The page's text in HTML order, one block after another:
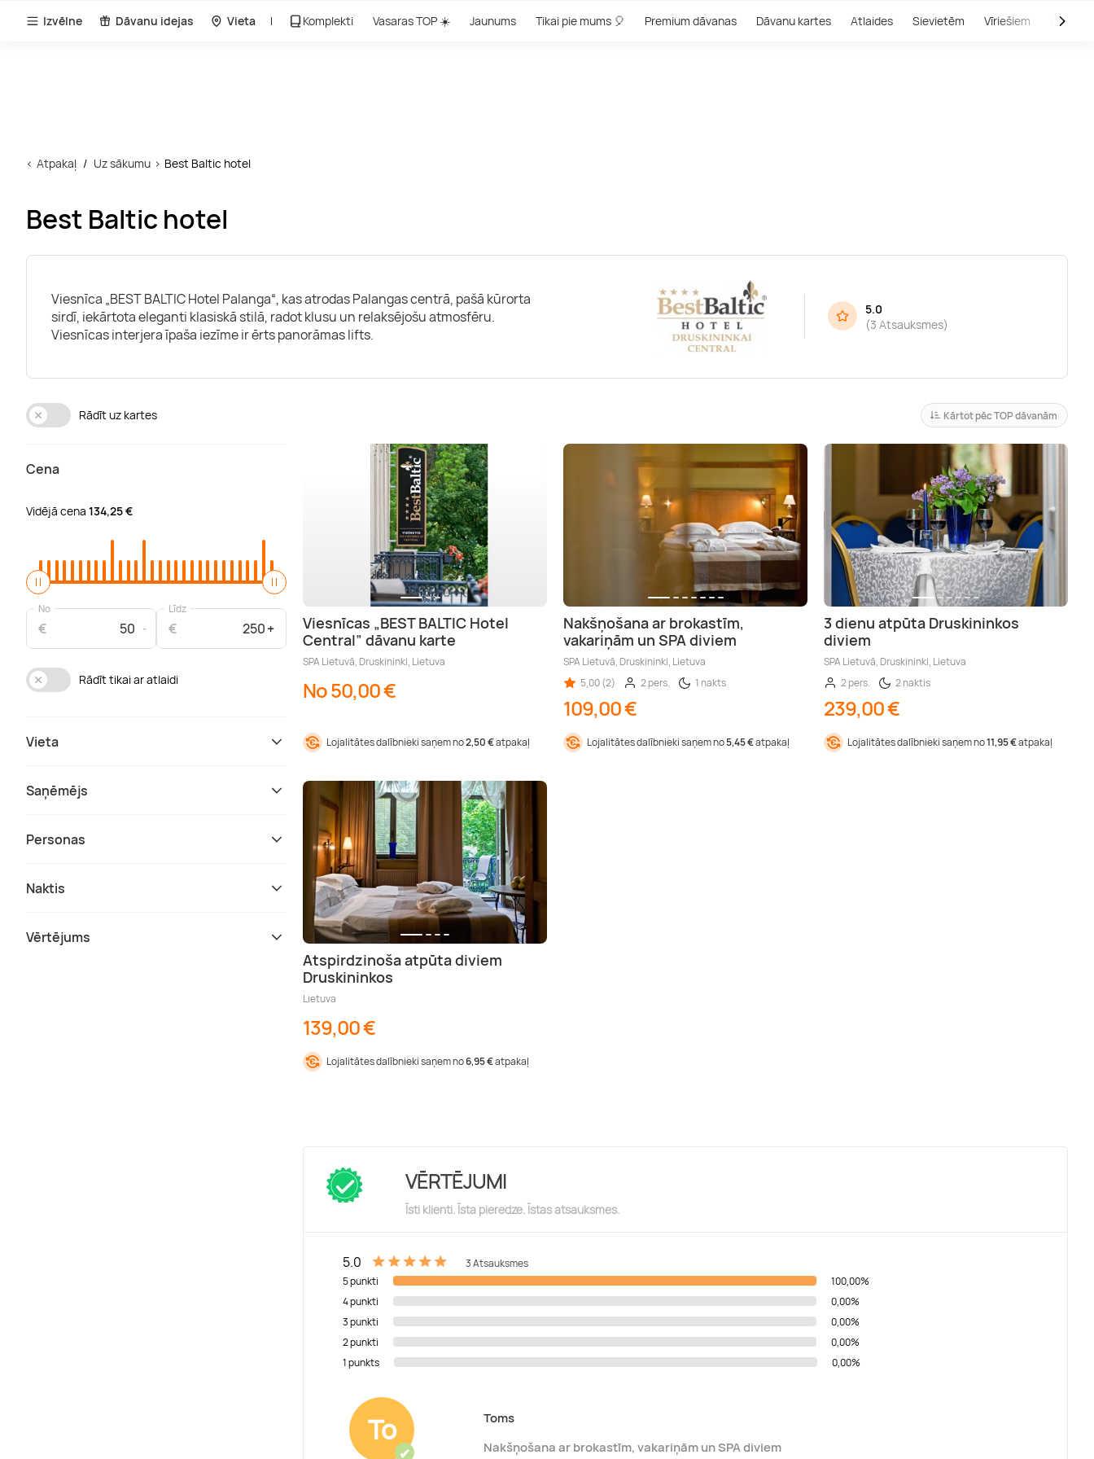
Izvēlne Dāvanu idejas Vieta Komplekti Vasaras TOP ☀️ Jaunums Tikai pie mums 🎈 Premium dāvanas Dāvanu kartes Atlaides Sievietēm Vīriešiem Outlet
Atpakaļ Uz sākumu Best Baltic hotel
Best Baltic hotel
Viesnīca „BEST BALTIC Hotel Palanga“, kas atrodas Palangas centrā, pašā kūrorta
sirdī, iekārtota eleganti klasiskā stilā, radot klusu un relaksējošu atmosfēru.
Viesnīcas interjera īpaša iezīme ir ērts panorāmas lifts.
5.0
(3 Atsauksmes)
Rādīt uz kartes Kārtot pēc TOP dāvanām
Cena
Vidējā cena 134,25 €
No
€
Līdz
€
Rādīt tikai ar atlaidi
Vieta
Saņēmējs
Personas
Naktis
Vērtējums
Viesnīcas „BEST BALTIC Hotel
Central” dāvanu karte
SPA Lietuvā, Druskininki, Lietuva
No 50,00 €
Lojalitātes dalībnieki saņem no2,50 €atpakaļ
Nakšņošana ar brokastīm,
vakariņām un SPA diviem
SPA Lietuvā, Druskininki, Lietuva
5,00 (2)
2 pers. 1 nakts
109,00 €
Lojalitātes dalībnieki saņem no5,45 €atpakaļ
3 dienu atpūta Druskininkos
diviem
SPA Lietuvā, Druskininki, Lietuva
2 pers.
2 naktis
239,00 €
Lojalitātes dalībnieki saņem no11,95 €atpakaļ
Atspirdzinoša atpūta diviem
Druskininkos
Lietuva
139,00 €
Lojalitātes dalībnieki saņem no6,95 €atpakaļ
VĒRTĒJUMI
Īsti klienti. Īsta pieredze. Īstas atsauksmes.
5.0
3 Atsauksmes
5 punkti
100,00%
4 punkti
0,00%
3 punkti
0,00%
2 punkti
0,00%
1 punkts
0,00%
To
✔
Toms
Nakšņošana ar brokastīm, vakariņām un SPA diviem